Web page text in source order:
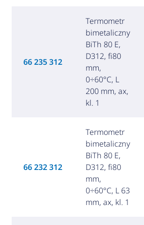
66 235 312
Termometr
bimetaliczny
BiTh 80 E,
D312, fi80
mm,
0÷60°C, L
200 mm, ax,
kl. 1
66 232 312
Termometr
bimetaliczny
BiTh 80 E,
D312, fi80
mm,
0÷60°C, L 63
mm, ax, kl. 1